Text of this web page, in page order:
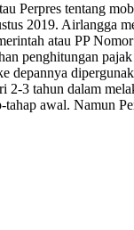
Perpres tentang
2019. Airlangga
atau PP
penghitungan
depannya
3 tahun dalam
awal. Namun